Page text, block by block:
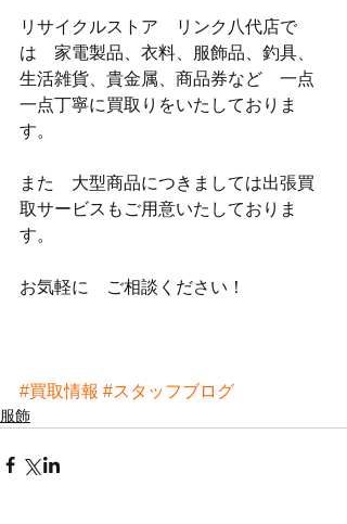
リサイクルストア　リンク八代店で
は　家電製品、衣料、服飾品、釣具、
生活雑貨、貴金属、商品券など　一点
一点丁寧に買取りをいたしておりま
す。
また　大型商品につきましては出張買
取サービスもご用意いたしておりま
す。
お気軽に　ご相談ください！
#買取情報 #スタッフブログ
服飾